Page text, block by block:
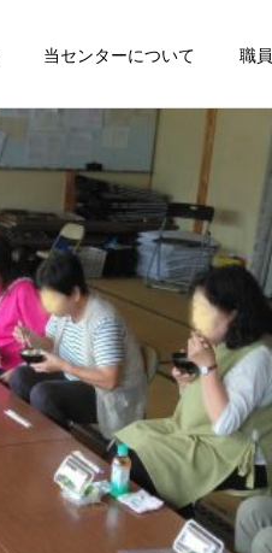
当センターについて 職
地域包括支援セン